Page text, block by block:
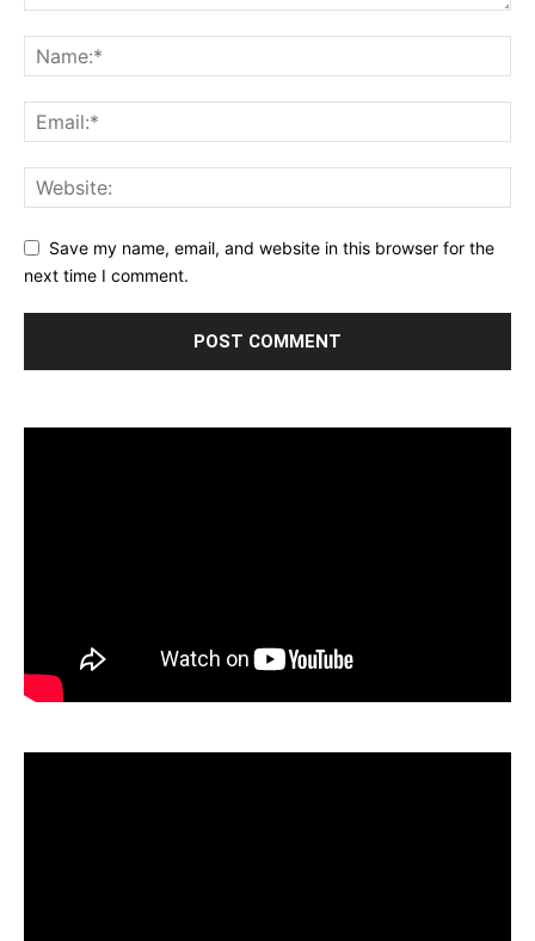
Save my name, email, and website in this browser for the
next time I comment.